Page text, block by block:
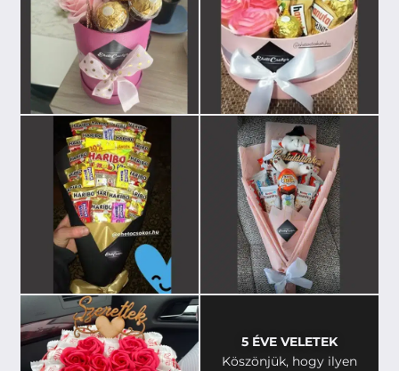
5 ÉVE VELETEK
Köszönjük, hogy ilyen